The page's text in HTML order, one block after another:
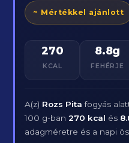
~ Mértékkel ajánlott
270
KCAL
8.8g
FEHÉRJE
A(z) Rozs Pita fogyás
100 g-ban270 kcal és
adagméretre és a napi